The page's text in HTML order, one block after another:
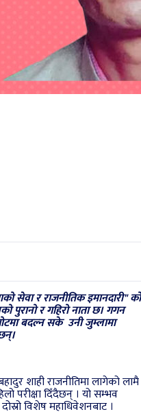
सेवा र राजनीतिक इमानदारी" को
पुरानो र गहिरो नाता छ। गगन
बदल्न सके उनी जुम्लामा
शाही राजनीतिमा लागेको लामै
परीक्षा दिँदैछन् । यो सम्भव
विशेष महाधिवेशनबाट ।